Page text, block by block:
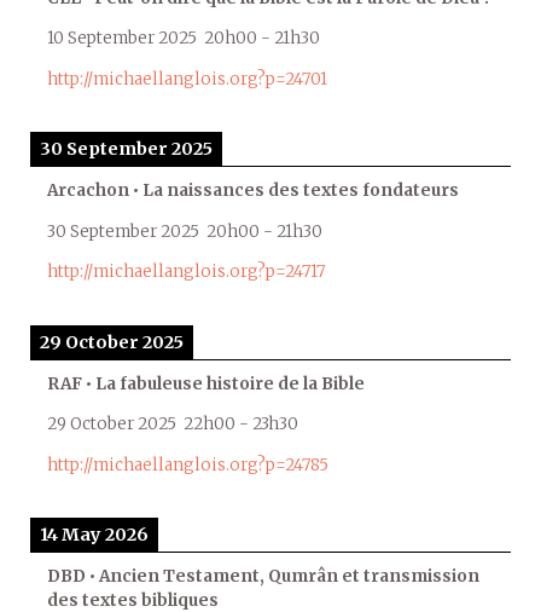
10 September 2025 20h00 - 21h30
http://michaellanglois.org?p=24701
30 September 2025
Arcachon • La naissances des textes fondateurs
30 September 2025 20h00 - 21h30
http://michaellanglois.org?p=24717
29 October 2025
RAF • La fabuleuse histoire de la Bible
29 October 2025 22h00 - 23h30
http://michaellanglois.org?p=24785
14 May 2026
DBD • Ancien Testament, Qumrân et transmission
des textes bibliques